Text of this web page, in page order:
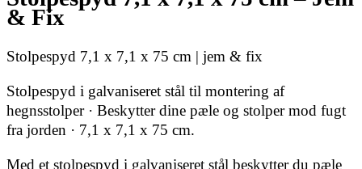
& Fix
Stolpespyd 7,1 x 7,1 x 75 cm | jem & fix
Stolpespyd i galvaniseret stål til montering af
hegnsstolper · Beskytter dine pæle og stolper mod fugt
fra jorden · 7,1 x 7,1 x 75 cm.
Med et stolpespyd i galvaniseret stål beskytter du pæle